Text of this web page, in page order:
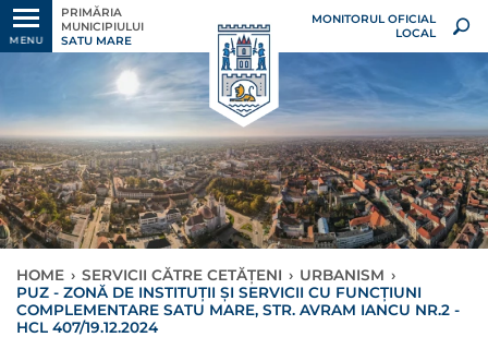
MENU
PRIMĂRIA
MUNICIPIULUI
SATU MARE
MONITORUL OFICIAL
LOCAL
HOME › SERVICII CĂTRE CETĂȚENI › URBANISM ›
PUZ - ZONĂ DE INSTITUȚII ȘI SERVICII CU FUNCȚIUNI
COMPLEMENTARE SATU MARE, STR. AVRAM IANCU NR.2 -
HCL 407/19.12.2024